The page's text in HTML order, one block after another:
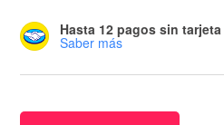
Hasta 12 pagos sin tarjeta
Saber más